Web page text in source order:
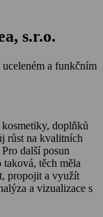
s.r.o.
a funkčním
doplňků
růst na kvalitních
další posun
těch měla
propojit a využít
a vizualizace s